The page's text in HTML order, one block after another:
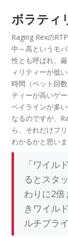
ボラティ
Raging Rexの
中～高というモ
性とも呼ばれ、
ィリティーが低
時間（ベット回
ティーが高いゲ
ペイラインが多
なるのですが、
ら、それだけフ
わかるかと思いま
「ワイル
るとスタ
わりに2倍
きワイル
ルチプラ